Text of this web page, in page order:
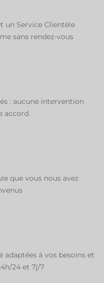
un Service Clientèle
sans rendez-vous
: aucune intervention
accord.
que vous nous avez
à vos besoins et
24 et 7j/7